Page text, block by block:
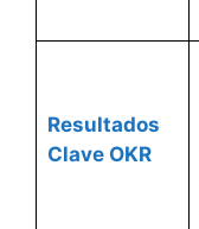
Resultados
Clave OKR